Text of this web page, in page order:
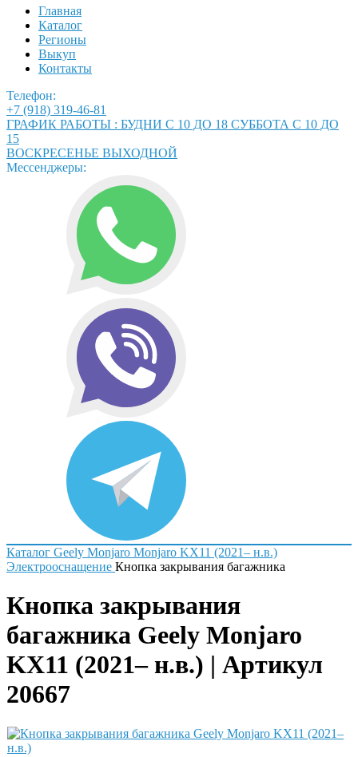
Главная
Каталог
Регионы
Выкуп
Контакты
Телефон:
+7 (918) 319-46-81
ГРАФИК РАБОТЫ : БУДНИ С 10 ДО 18 СУББОТА С 10 ДО
15
ВОСКРЕСЕНЬЕ ВЫХОДНОЙ
Мессенджеры:
Каталог Geely Monjaro Monjaro KX11 (2021– н.в.)
Электрооснащение Кнопка закрывания багажника
Кнопка закрывания
багажника Geely Monjaro
KX11 (2021– н.в.) | Артикул
20667